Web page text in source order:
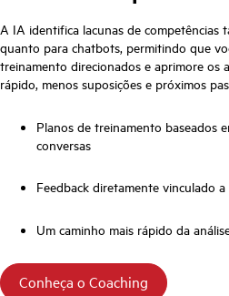
A IA identifica lacunas de competências
quanto para chatbots, permitindo que
treinamento direcionados e aprimore os
rápido, menos suposições e próximos
Planos de treinamento baseados
conversas
Feedback diretamente vinculado
Um caminho mais rápido da
Conheça o Coaching